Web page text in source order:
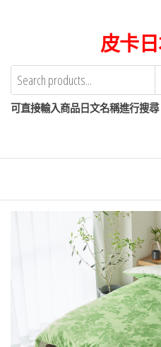
content
皮卡
可直接輸入商品日文名稱進行搜尋